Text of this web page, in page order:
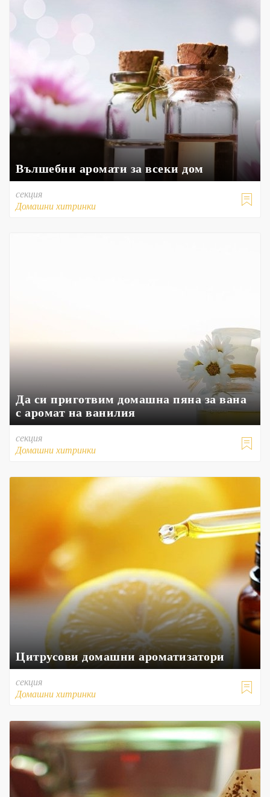
Вълшебни аромати за всеки дом

секция
Домашни хитринки
Да си приготвим домашна пяна за вана
с аромат на ванилия

секция
Домашни хитринки
Цитрусови домашни ароматизатори

секция
Домашни хитринки